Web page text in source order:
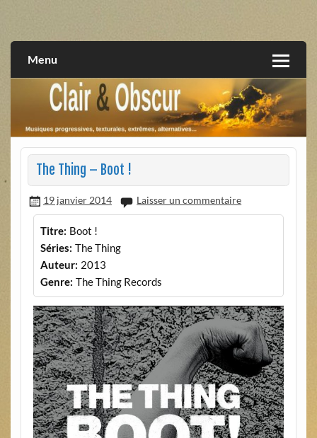
extrêmes, alternatives, texturales
Menu
The Thing – Boot !
19 janvier 2014 Laisser un commentaire
Titre: Boot !
Séries: The Thing
Auteur: 2013
Genre: The Thing Records